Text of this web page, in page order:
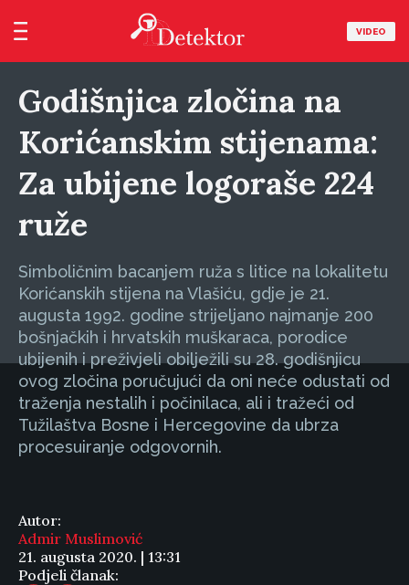
VIDEO
Godišnjica zločina na
Korićanskim stijenama:
Za ubijene logoraše 224
ruže
Simboličnim bacanjem ruža s litice na lokalitetu
Korićanskih stijena na Vlašiću, gdje je 21.
augusta 1992. godine strijeljano najmanje 200
bošnjačkih i hrvatskih muškaraca, porodice
ubijenih i preživjeli obilježili su 28. godišnjicu
ovog zločina poručujući da oni neće odustati od
traženja nestalih i počinilaca, ali i tražeći od
Tužilaštva Bosne i Hercegovine da ubrza
procesuiranje odgovornih.
Autor:
Admir Muslimović
21. augusta 2020. | 13:31
Podjeli članak: